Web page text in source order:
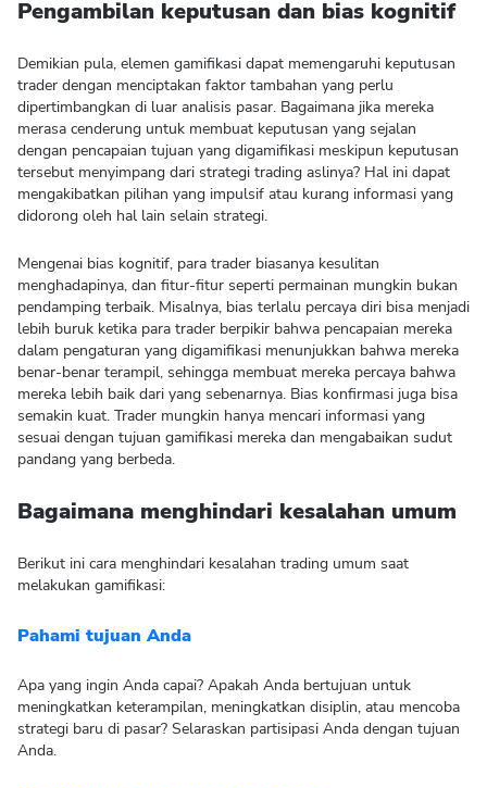
Pengambilan keputusan dan bias kognitif
Demikian pula, elemen gamifikasi dapat memengaruhi keputusan
trader dengan menciptakan faktor tambahan yang perlu
dipertimbangkan di luar analisis pasar. Bagaimana jika mereka
merasa cenderung untuk membuat keputusan yang sejalan
dengan pencapaian tujuan yang digamifikasi meskipun keputusan
tersebut menyimpang dari strategi trading aslinya? Hal ini dapat
mengakibatkan pilihan yang impulsif atau kurang informasi yang
didorong oleh hal lain selain strategi.
Mengenai bias kognitif, para trader biasanya kesulitan
menghadapinya, dan fitur-fitur seperti permainan mungkin bukan
pendamping terbaik. Misalnya, bias terlalu percaya diri bisa menjadi
lebih buruk ketika para trader berpikir bahwa pencapaian mereka
dalam pengaturan yang digamifikasi menunjukkan bahwa mereka
benar-benar terampil, sehingga membuat mereka percaya bahwa
mereka lebih baik dari yang sebenarnya. Bias konfirmasi juga bisa
semakin kuat. Trader mungkin hanya mencari informasi yang
sesuai dengan tujuan gamifikasi mereka dan mengabaikan sudut
pandang yang berbeda.
Bagaimana menghindari kesalahan umum
Berikut ini cara menghindari kesalahan trading umum saat
melakukan gamifikasi:
Pahami tujuan Anda
Apa yang ingin Anda capai? Apakah Anda bertujuan untuk
meningkatkan keterampilan, meningkatkan disiplin, atau mencoba
strategi baru di pasar? Selaraskan partisipasi Anda dengan tujuan
Anda.